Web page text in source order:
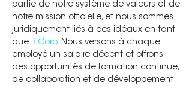
partie de notre système de valeurs et de
notre mission officielle, et nous sommes
juridiquement liés à ces idéaux en tant
que B Corp. Nous versons à chaque
employé un salaire décent et offrons
des opportunités de formation continue,
de collaboration et de développement